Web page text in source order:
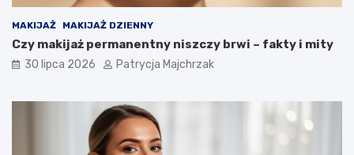
MAKIJAŻ MAKIJAŻ DZIENNY
Czy makijaż permanentny niszczy brwi – fakty i mity
30 lipca 2026 Patrycja Majchrzak